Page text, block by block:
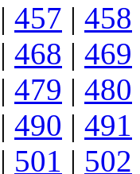
| 457 | 458
| 468 | 469
| 479 | 480
| 490 | 491
| 501 | 502